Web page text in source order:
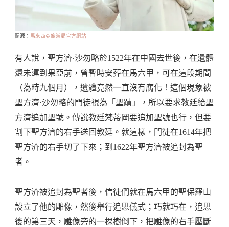
圖源： 馬來西亞旅遊局官方網站
有人說，聖方濟·沙勿略於1522年在中國去世後，在遺體
還未運到果亞前，曾暫時安葬在馬六甲，可在這段期間
（為時九個月），遺體竟然一直沒有腐化！這個現象被
聖方濟·沙勿略的門徒視為「聖蹟」，所以要求教廷給聖
方濟追加聖號。傳說教廷梵蒂岡要追加聖號也行，但要
割下聖方濟的右手送回教廷。就這樣，門徒在1614年把
聖方濟的右手切了下來；到1622年聖方濟被追封為聖
者。
聖方濟被追封為聖者後，信徒們就在馬六甲的聖保羅山
設立了他的雕像，然後舉行追思儀式；巧就巧在，追思
後的第三天，雕像旁的一棵樹倒下，把雕像的右手壓斷